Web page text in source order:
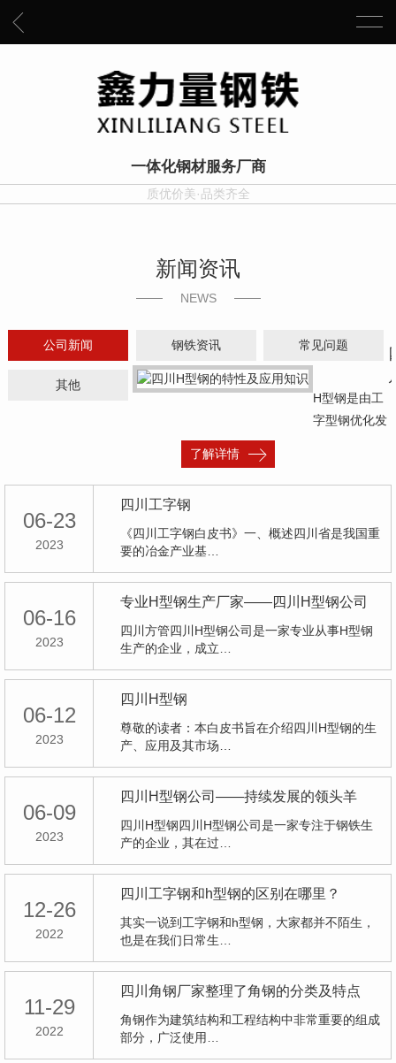
一体化钢材服务厂商
质优价美·品类齐全
新闻资讯
NEWS
公司新闻 钢铁资讯 常见问题
其他
H型钢是由工
字型钢优化发
更为优良的经
了解详情
06-23
2023
四川工字钢
《四川工字钢白皮书》一、概述四川省是我国重
要的冶金产业基…
06-16
2023
专业H型钢生产厂家——四川H型钢公司
四川方管四川H型钢公司是一家专业从事H型钢
生产的企业，成立…
06-12
2023
四川H型钢
尊敬的读者：本白皮书旨在介绍四川H型钢的生
产、应用及其市场…
06-09
2023
四川H型钢公司——持续发展的领头羊
四川H型钢四川H型钢公司是一家专注于钢铁生
产的企业，其在过…
12-26
2022
四川工字钢和h型钢的区别在哪里？
其实一说到工字钢和h型钢，大家都并不陌生，
也是在我们日常生…
11-29
2022
四川角钢厂家整理了角钢的分类及特点
角钢作为建筑结构和工程结构中非常重要的组成
部分，广泛使用…